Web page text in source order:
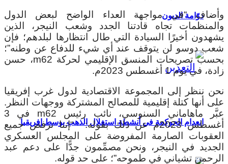
دوّامة الديون
انعدام الحوكمة في أنشطة استغلال الذهب بوسط إفريقيا
وأضاف “في مواجهة العداء الواضح لبعض الدول
والمنظمات تجاه قادتنا الجدد وشعب النيجر، الذين
يشهدون أخيرًا السيادة التي طال انتظارها لبلدهم؛ فإن
شعب دوسو لن يتوقف عند أي شيء للدفاع عن وطنه”؛
بحسب تصريحات المنسق الإقليمي لحركة m62، حسن
زادة، في يوم 1 أغسطس 2023م.
نحن ننظر إلى المجموعة الاقتصادية لدول غرب إفريقيا
على أنها كتلة إقليمية للمصالح المشتركة ووجهات النظر.
عبَّر ماهاماني السنوسي، نائب رئيس m62 في 3
أغسطس 2023م عن ذلك بقوله: “إننا نرفض جميع
العقوبات الصارمة المفروضة على المجلس العسكري
الجديد في النيجر، ونحن مصمِّمون جدًّا على دعم عبد
الرحمن تشياني في طموحه”؛ على حد قوله.